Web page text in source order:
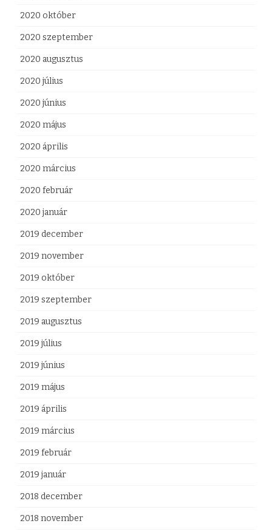
2020 október
2020 szeptember
2020 augusztus
2020 július
2020 június
2020 május
2020 április
2020 március
2020 február
2020 január
2019 december
2019 november
2019 október
2019 szeptember
2019 augusztus
2019 július
2019 június
2019 május
2019 április
2019 március
2019 február
2019 január
2018 december
2018 november